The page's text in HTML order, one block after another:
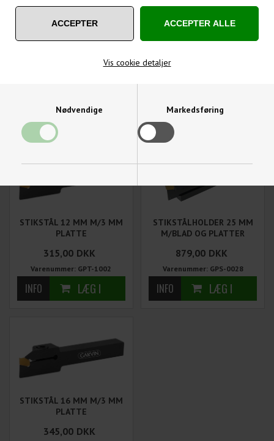
Vis cookie detaljer
Nødvendige Markedsføring
Funktionelle Statistiske
STIKSTÅL 8 MM M/3 MM
STIKSTÅL 10 MM M/3 MM
STIKSTÅL 12 MM M/3 MM
PLATTE
315,00 DKK
Varenummer: GPT-1002
STIKSTÅLHOLDER 25 MM
M/BLAD OG PLATTER
879,00 DKK
Varenummer: GPS-0028
STIKSTÅL 16 MM M/3 MM
PLATTE
345,00 DKK